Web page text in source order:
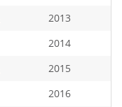
2013
2014
2015
2016